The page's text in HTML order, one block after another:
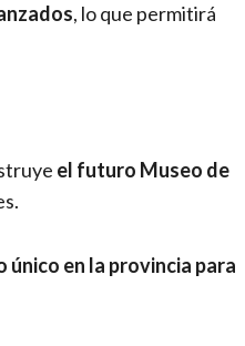
, lo que permitirá
el futuro Museo de
único en la provincia para